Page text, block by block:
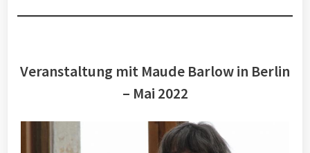
Veranstaltung mit Maude Barlow in Berlin
– Mai 2022